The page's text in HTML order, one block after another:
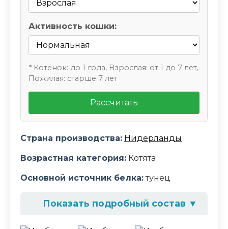
Активность кошки:
* Котёнок: до 1 года, Взрослая: от 1 до 7 лет,
Пожилая: старше 7 лет
Рассчитать
Страна производства: Нидерланды
Возрастная категория: Котята
Основной источник белка:тунец
Показать подробный состав ▼